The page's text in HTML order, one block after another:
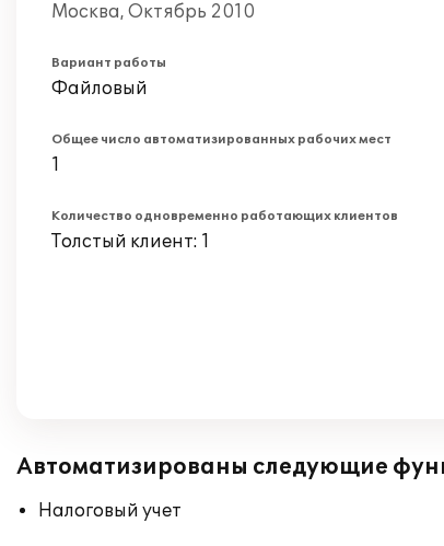
Москва, Октябрь 2010
Вариант работы
Файловый
Общее число автоматизированных рабочих мест
1
Количество одновременно работающих клиентов
Толстый клиент: 1
Автоматизированы следующие
Налоговый учет